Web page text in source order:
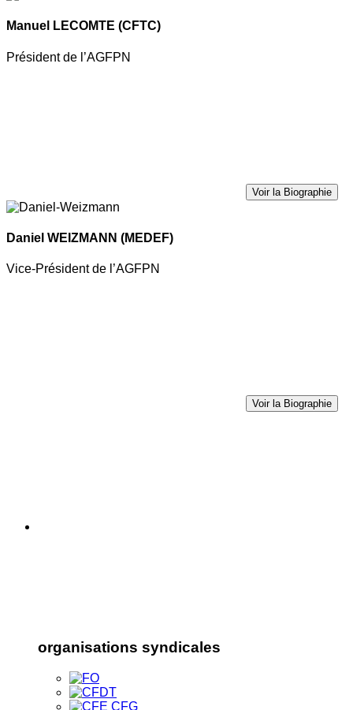
Manuel LECOMTE (CFTC)
Président de l’AGFPN
Voir la Biographie
Daniel WEIZMANN (MEDEF)
Vice-Président de l’AGFPN
Voir la Biographie
organisations syndicales